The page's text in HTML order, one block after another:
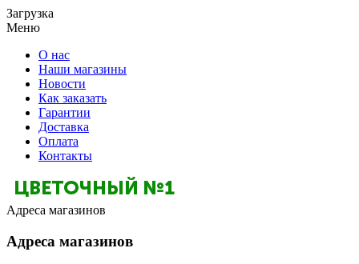
Загрузка
Меню
О нас
Наши магазины
Новости
Как заказать
Гарантии
Доставка
Оплата
Контакты
Адреса магазинов
Адреса магазинов